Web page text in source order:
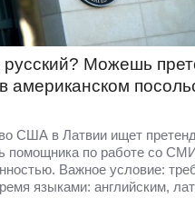
Можешь
американском
США в Латвии ищет
помощника по работе со
Важное условие:
языками: английским,